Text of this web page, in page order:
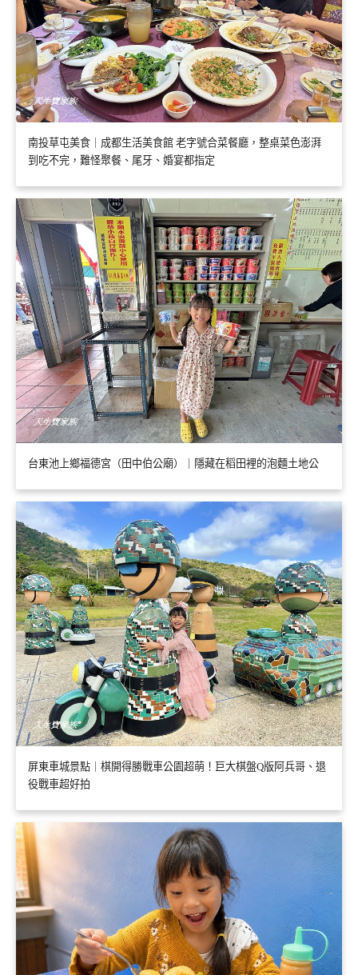
南投草屯美食｜成都生活美食館 老字號合菜餐廳，整桌菜色澎湃
到吃不完，難怪聚餐、尾牙、婚宴都指定
台東池上鄉福德宮（田中伯公廟）｜隱藏在稻田裡的泡麵土地公
屏東車城景點｜棋開得勝戰車公園超萌！巨大棋盤Q版阿兵哥、退
役戰車超好拍